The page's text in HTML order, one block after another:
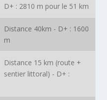
D+ : 2810 m pour le 51 km
Distance 40km - D+ : 1600
m
Distance 15 km (route +
sentier littoral) - D+ :